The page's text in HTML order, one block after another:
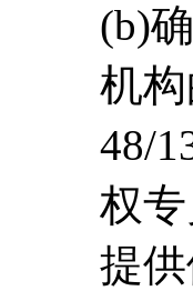
(b)
机
48/
权
提供